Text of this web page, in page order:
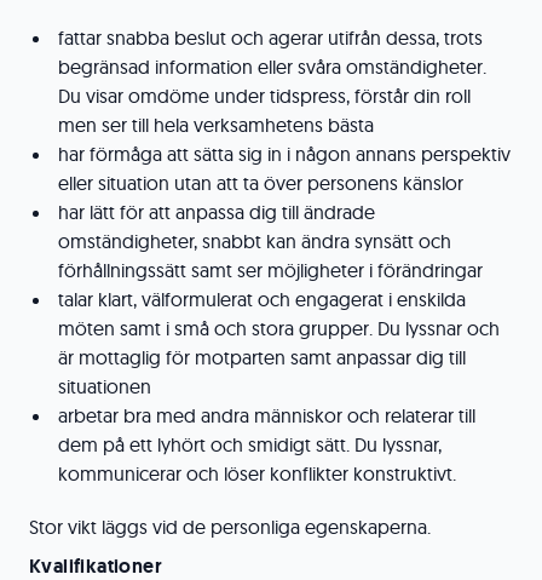
fattar snabba beslut och agerar utifrån dessa, trots
begränsad information eller svåra omständigheter.
Du visar omdöme under tidspress, förstår din roll
men ser till hela verksamhetens bästa
har förmåga att sätta sig in i någon annans perspektiv
eller situation utan att ta över personens känslor
har lätt för att anpassa dig till ändrade
omständigheter, snabbt kan ändra synsätt och
förhållningssätt samt ser möjligheter i förändringar
talar klart, välformulerat och engagerat i enskilda
möten samt i små och stora grupper. Du lyssnar och
är mottaglig för motparten samt anpassar dig till
situationen
arbetar bra med andra människor och relaterar till
dem på ett lyhört och smidigt sätt. Du lyssnar,
kommunicerar och löser konflikter konstruktivt.
Stor vikt läggs vid de personliga egenskaperna.
Kvalifikationer